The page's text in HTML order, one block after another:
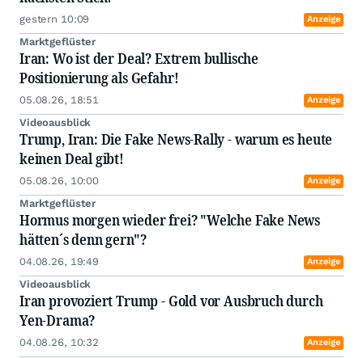
gestern 10:09 Anzeige
Marktgeflüster
Iran: Wo ist der Deal? Extrem bullische
Positionierung als Gefahr!
05.08.26, 18:51 Anzeige
Videoausblick
Trump, Iran: Die Fake News-Rally - warum es heute
keinen Deal gibt!
05.08.26, 10:00 Anzeige
Marktgeflüster
Hormus morgen wieder frei? "Welche Fake News
hätten´s denn gern"?
04.08.26, 19:49 Anzeige
Videoausblick
Iran provoziert Trump - Gold vor Ausbruch durch
Yen-Drama?
04.08.26, 10:32 Anzeige